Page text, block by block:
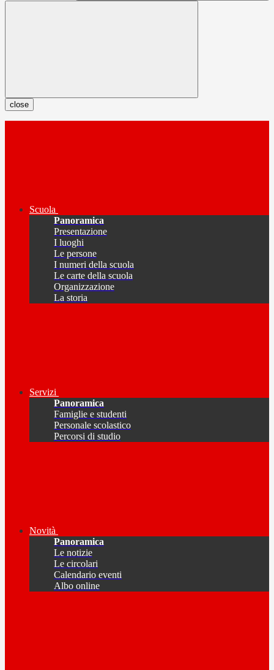
close
Scuola
Panoramica
Presentazione
I luoghi
Le persone
I numeri della scuola
Le carte della scuola
Organizzazione
La storia
Servizi
Panoramica
Famiglie e studenti
Personale scolastico
Percorsi di studio
Novità
Panoramica
Le notizie
Le circolari
Calendario eventi
Albo online